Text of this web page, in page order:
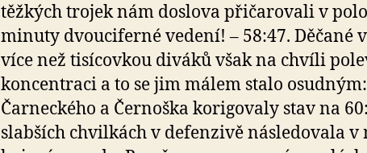
těžkých trojek nám doslova přičarovali v
minuty dvouciferné vedení! – 58:47. Děčané
více než tisícovkou diváků však na chvíli
koncentraci a to se jim málem stalo
Čarneckého a Černoška korigovaly stav na
slabších chvilkách v defenzivě následovala v